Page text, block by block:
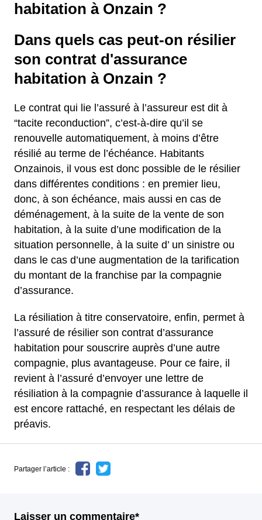
habitation à Onzain ?
Dans quels cas peut-on résilier
son contrat d'assurance
habitation à Onzain ?
Le contrat qui lie l’assuré à l’assureur est dit à
“tacite reconduction”, c’est-à-dire qu’il se
renouvelle automatiquement, à moins d’être
résilié au terme de l’échéance. Habitants
Onzainois, il vous est donc possible de le résilier
dans différentes conditions : en premier lieu,
donc, à son échéance, mais aussi en cas de
déménagement, à la suite de la vente de son
habitation, à la suite d’une modification de la
situation personnelle, à la suite d’ un sinistre ou
dans le cas d’une augmentation de la tarification
du montant de la franchise par la compagnie
d’assurance.
La résiliation à titre conservatoire, enfin, permet à
l’assuré de résilier son contrat d’assurance
habitation pour souscrire auprès d’une autre
compagnie, plus avantageuse. Pour ce faire, il
revient à l’assuré d’envoyer une lettre de
résiliation à la compagnie d’assurance à laquelle il
est encore rattaché, en respectant les délais de
préavis.
Partager l’article :
Laisser un commentaire*